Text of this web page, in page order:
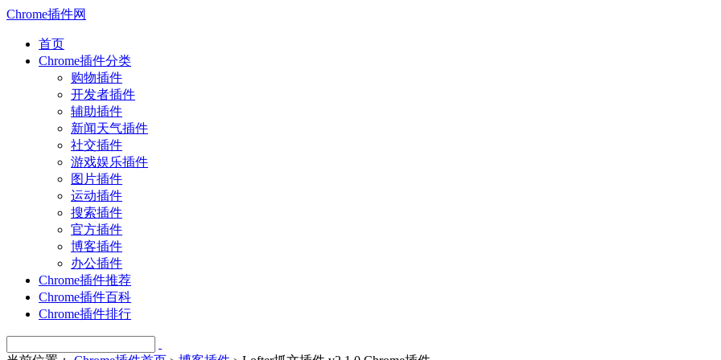
Chrome插件网
首页
Chrome插件分类
购物插件
开发者插件
辅助插件
新闻天气插件
社交插件
游戏娱乐插件
图片插件
运动插件
搜索插件
官方插件
博客插件
办公插件
Chrome插件推荐
Chrome插件百科
Chrome插件排行